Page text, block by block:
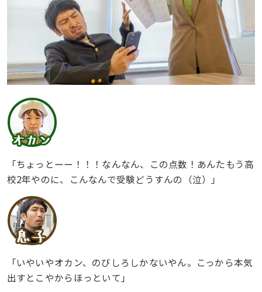
「ちょっとーー！！！なんなん、この点数！あんたもう高
校2年やのに、こんなんで受験どうすんの（泣）」
「いやいやオカン、のびしろしかないやん。こっから本気
出すとこやからほっといて」